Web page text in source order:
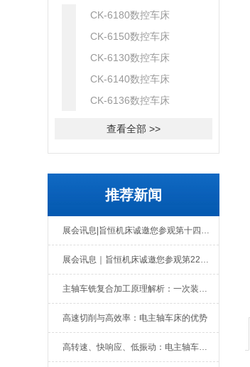
CK-6180数控车床
CK-6150数控车床
CK-6130数控车床
CK-6140数控车床
CK-6136数控车床
查看全部 >>
推荐新闻
展会讯息|旨恒机床诚邀您参观第十四届中国数控机床展览会
展会讯息｜旨恒机床诚邀您参观第22届台州机床展览会
主轴车铣复合加工原理解析：一次装夹完成多工序
高速切削与高效率：电主轴车床的优势
高转速、快响应、低振动：电主轴车床的核心性能指标解读